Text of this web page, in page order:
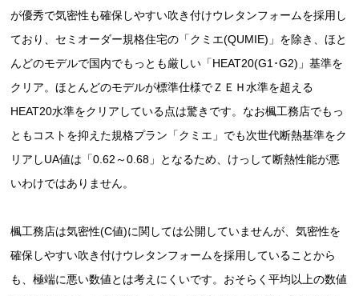
が優秀で気密性も確保しやすい吹き付けウレタンフォームを採用し
ており、セミオーダー規格住宅の「クミエ(QUMIE)」を除き、ほと
んどのモデルで国内でもっとも厳しい「HEAT20(G1･G2)」基準を
クリア。ほとんどのモデルが標準仕様でＺＥＨ水準を超える
HEAT20水準をクリアしている点は驚きです。なお楓工務店でもっ
ともコストを抑えた規格プラン「クミエ」でも次世代断熱基準をク
リアしUA値は「0.62～0.68」となるため、けっして断熱性能が悪
いわけではありません。
楓工務店は気密性(C値)に関しては公開していませんが、気密性を
確保しやすい吹き付けウレタンフォームを採用していることから
も、極端に悪い数値とは考えにくいです。おそらく平均以上の数値